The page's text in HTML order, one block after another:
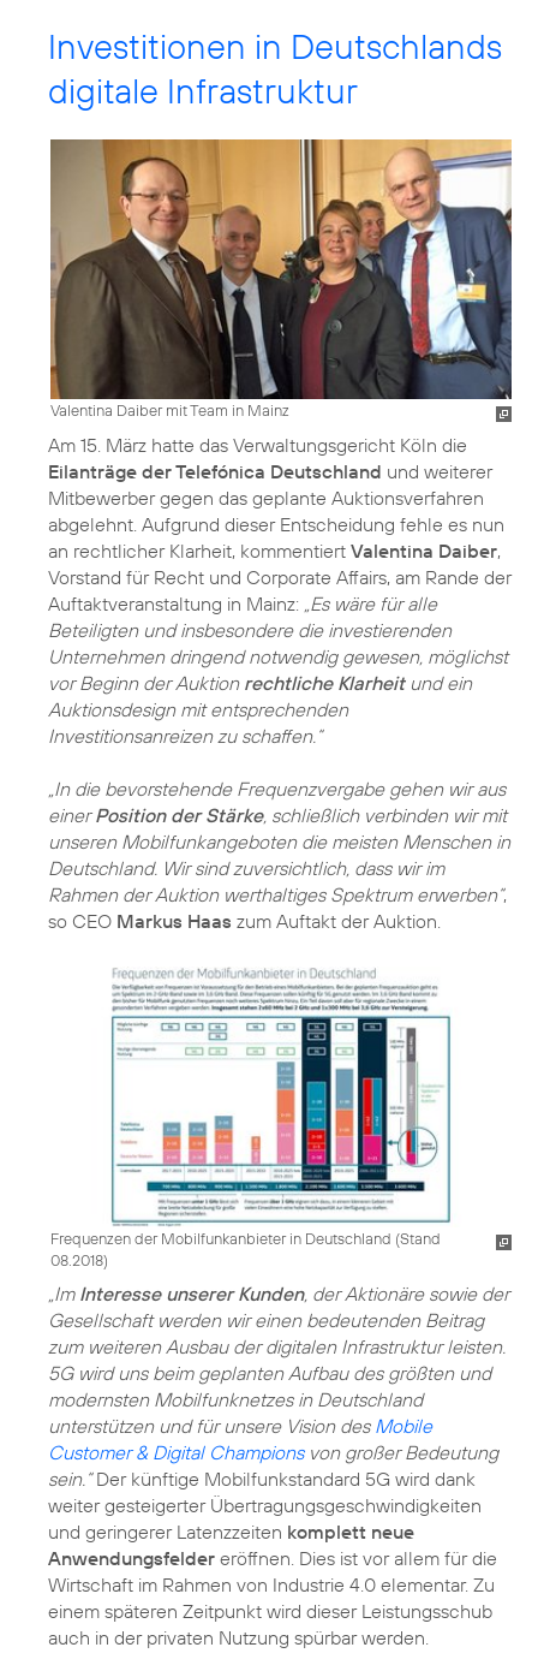
Investitionen in Deutschlands
digitale Infrastruktur
Valentina Daiber mit Team in Mainz
Am 15. März hatte das Verwaltungsgericht Köln die
Eilanträge der Telefónica Deutschland und weiterer
Mitbewerber gegen das geplante Auktionsverfahren
abgelehnt. Aufgrund dieser Entscheidung fehle es nun
an rechtlicher Klarheit, kommentiert Valentina Daiber,
Vorstand für Recht und Corporate Affairs, am Rande der
Auftaktveranstaltung in Mainz: „Es wäre für alle
Beteiligten und insbesondere die investierenden
Unternehmen dringend notwendig gewesen, möglichst
vor Beginn der Auktion rechtliche Klarheitund ein
Auktionsdesign mit entsprechenden
Investitionsanreizen zu schaffen.“
„In die bevorstehende Frequenzvergabe gehen wir aus
einerPosition der Stärke, schließlich verbinden wir mit
unseren Mobilfunkangeboten die meisten Menschen in
Deutschland. Wir sind zuversichtlich, dass wir im
Rahmen der Auktion werthaltiges Spektrum erwerben“,
so CEO Markus Haas zum Auftakt der Auktion.
Frequenzen der Mobilfunkanbieter in Deutschland (Stand
08.2018)
„Im Interesse unserer Kunden, der Aktionäre sowie der
Gesellschaft werden wir einen bedeutenden Beitrag
zum weiteren Ausbau der digitalen Infrastruktur leisten.
5G wird uns beim geplanten Aufbau des größten und
modernsten Mobilfunknetzes in Deutschland
unterstützen und für unsere Vision des Mobile
Customer & Digital Championsvon großer Bedeutung
sein.“Der künftige Mobilfunkstandard 5G wird dank
weiter gesteigerter Übertragungsgeschwindigkeiten
und geringerer Latenzzeiten komplett neue
Anwendungsfelder eröffnen. Dies ist vor allem für die
Wirtschaft im Rahmen von Industrie 4.0 elementar. Zu
einem späteren Zeitpunkt wird dieser Leistungsschub
auch in der privaten Nutzung spürbar werden.